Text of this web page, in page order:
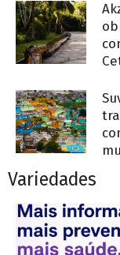
Variedades